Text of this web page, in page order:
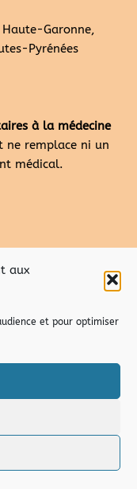
aux
et pour optimiser
Garonne,
Pyrénées
à la médecine
ne remplace ni un
médical.